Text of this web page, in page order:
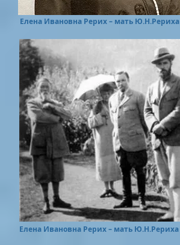
Елена Ивановна Рерих – мать Ю.Н.Рериха
Елена Ивановна Рерих – мать Ю.Н.Рериха